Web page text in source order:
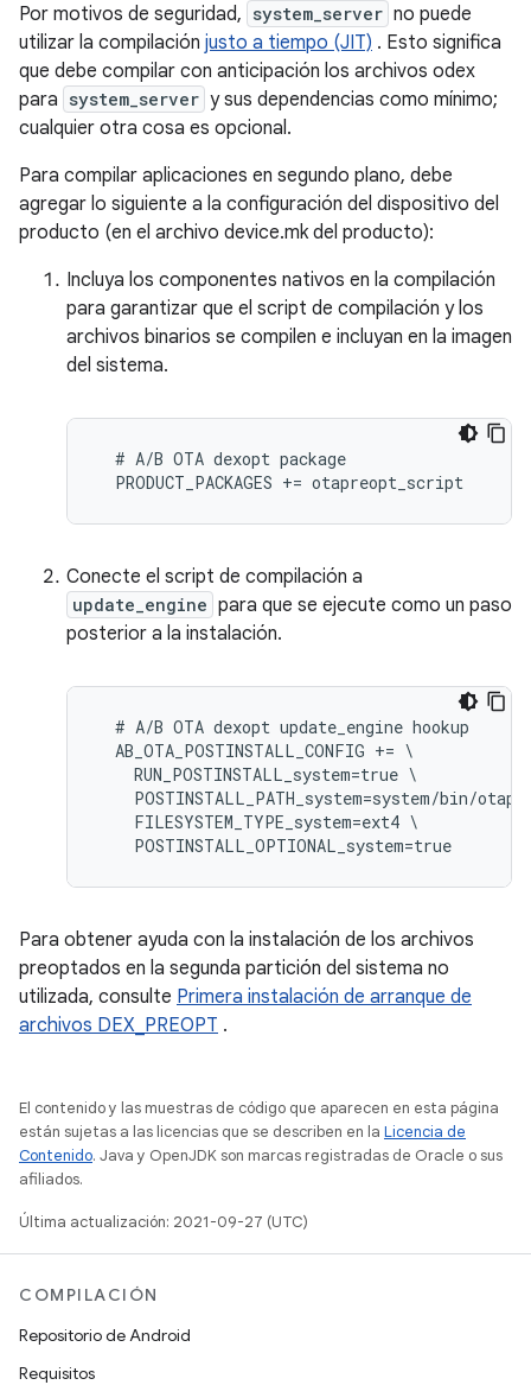
Por motivos de seguridad, system_server no puede
utilizar la compilación justo a tiempo (JIT) . Esto significa
que debe compilar con anticipación los archivos odex
para system_server y sus dependencias como mínimo;
cualquier otra cosa es opcional.
Para compilar aplicaciones en segundo plano, debe
agregar lo siguiente a la configuración del dispositivo del
producto (en el archivo device.mk del producto):
Incluya los componentes nativos en la compilación
para garantizar que el script de compilación y los
archivos binarios se compilen e incluyan en la imagen
del sistema.
  # A/B OTA dexopt package
Conecte el script de compilación a
update_engine para que se ejecute como un paso
posterior a la instalación.
  # A/B OTA dexopt update_engine hookup
  AB_OTA_POSTINSTALL_CONFIG += \
    RUN_POSTINSTALL_system=true \
POSTINSTALL_PATH_system=system/bin/
    FILESYSTEM_TYPE_system=ext4 \
Para obtener ayuda con la instalación de los archivos
preoptados en la segunda partición del sistema no
utilizada, consulte Primera instalación de arranque de
archivos DEX_PREOPT .
El contenido y las muestras de código que aparecen en esta página
están sujetas a las licencias que se describen en la Licencia de
Contenido. Java y OpenJDK son marcas registradas de Oracle o sus
afiliados.
Última actualización: 2021-09-27 (UTC)
COMPILACIÓN
Repositorio de Android
Requisitos